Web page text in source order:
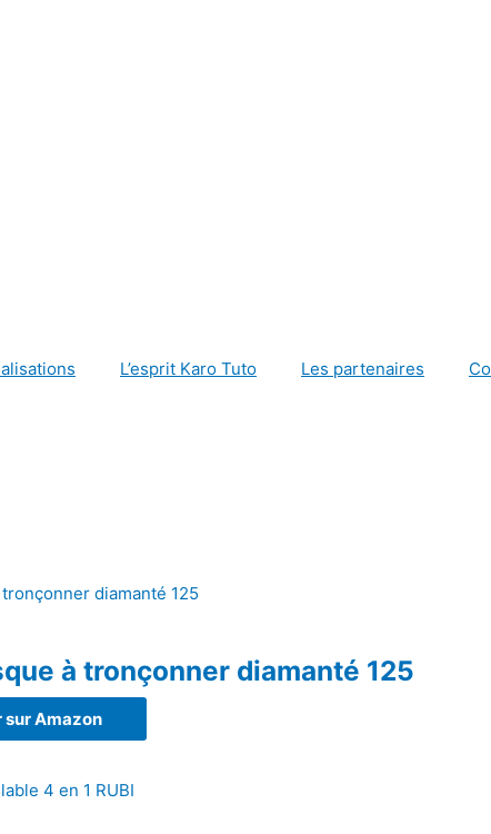
L’esprit Karo Tuto Les partenaires
à tronçonner diamanté 125
Amazon